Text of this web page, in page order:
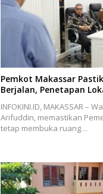
Pemkot Makassar
Berjalan, Penetapan
INFOKINI.ID, MAKASSAR –
Arifuddin, memastikan
tetap membuka ruang…